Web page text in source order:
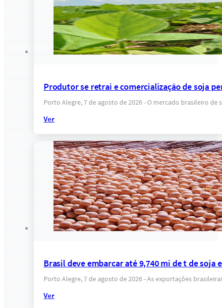
Produtor se retrai e comercialização de soja
Porto Alegre, 7 de agosto de 2026 - O mercado brasileiro
Ver
Brasil deve embarcar até 9,740 mi de t de soja
Porto Alegre, 7 de agosto de 2026 - As exportações
Ver